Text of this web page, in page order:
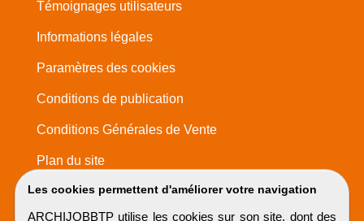
Les cookies permettent d'améliorer votre navigation
ARCHIJOBBTP utilise les cookies sur son site, dont des
Témoignages utilisateurs
Informations légales
Paramètres des cookies
Conditions de publication
Conditions Générales de Vente
Plan du site